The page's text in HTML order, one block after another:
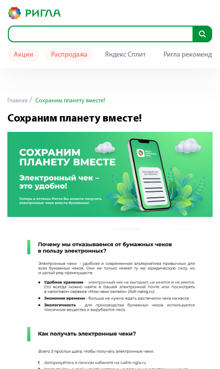
Акции Распродажа Яндекс Сплит Ригла
Главная Сохраним планету вместе!
Сохраним планету вместе!